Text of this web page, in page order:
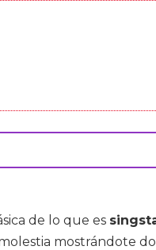
de lo que es
mostrándote